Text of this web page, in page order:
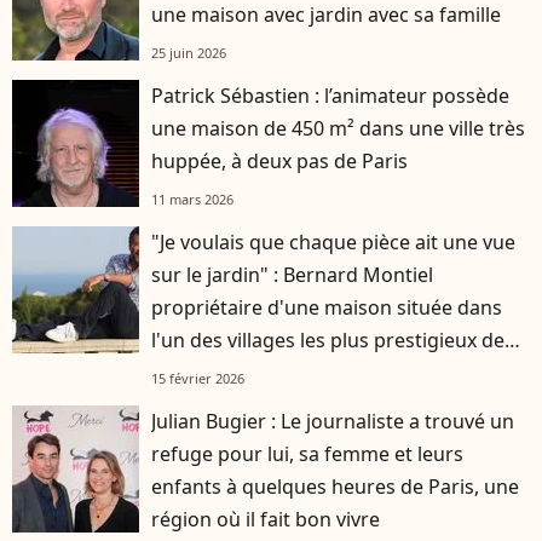
une maison avec jardin avec sa famille
25 juin 2026
Patrick Sébastien : l’animateur possède
une maison de 450 m² dans une ville très
huppée, à deux pas de Paris
11 mars 2026
"Je voulais que chaque pièce ait une vue
sur le jardin" : Bernard Montiel
propriétaire d'une maison située dans
l'un des villages les plus prestigieux de
France
15 février 2026
Julian Bugier : Le journaliste a trouvé un
refuge pour lui, sa femme et leurs
enfants à quelques heures de Paris, une
région où il fait bon vivre